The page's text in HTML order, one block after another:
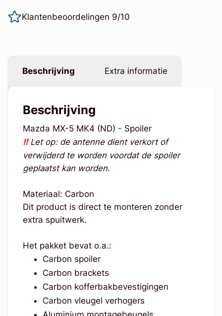
Klantenbeoordelingen 9/10
Beschrijving Extra informatie
Beschrijving
Mazda MX-5 MK4 (ND) - Spoiler
!!Let op: de antenne dient verkort of
verwijderd te worden voordat de spoiler
geplaatst kan worden.
Materiaal: Carbon
Dit product is direct te monteren zonder
extra spuitwerk.
Het pakket bevat o.a.:
Carbon spoiler
Carbon brackets
Carbon kofferbakbevestigingen
Carbon vleugel verhogers